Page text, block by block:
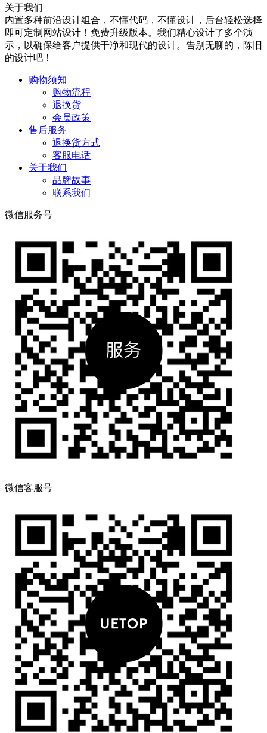
关于我们
内置多种前沿设计组合，不懂代码，不懂设计，后台轻松选择
即可定制网站设计！免费升级版本。我们精心设计了多个演
示，以确保给客户提供干净和现代的设计。告别无聊的，陈旧
的设计吧！
购物须知
购物流程
退换货
会员政策
售后服务
退换货方式
客服电话
关于我们
品牌故事
联系我们
微信服务号
微信客服号